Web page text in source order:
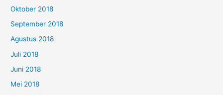
Oktober 2018
September 2018
Agustus 2018
Juli 2018
Juni 2018
Mei 2018